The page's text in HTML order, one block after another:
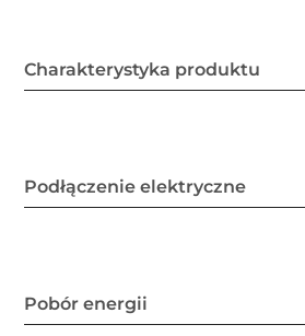
Charakterystyka produktu
Podłączenie elektryczne
Pobór energii